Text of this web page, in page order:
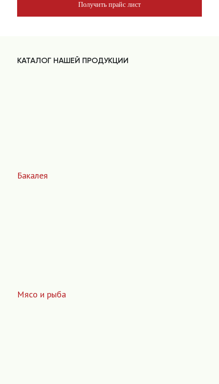
Получить прайс лист
КАТАЛОГ НАШЕЙ ПРОДУКЦИИ
Бакалея
Мясо и рыба